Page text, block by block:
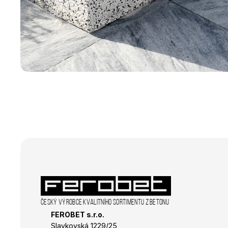
Český výrobce kvalitního sortimentu z betonu
FEROBET s.r.o.
Slavkovská 1229/25
sid
_fbp
_gcl_au